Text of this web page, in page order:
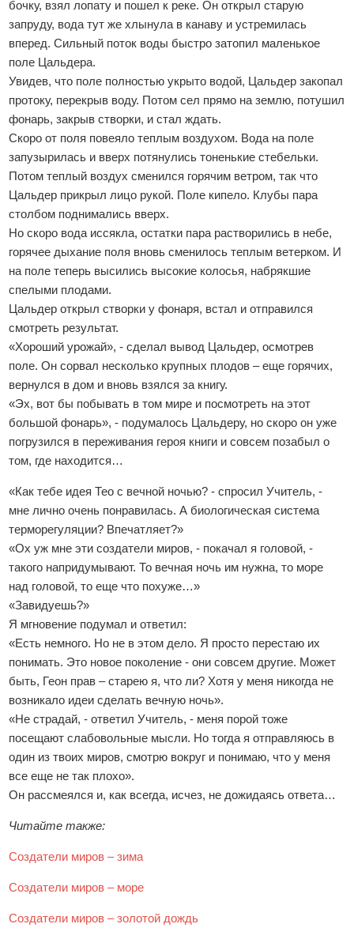
бочку, взял лопату и пошел к реке. Он открыл старую
запруду, вода тут же хлынула в канаву и устремилась
вперед. Сильный поток воды быстро затопил маленькое
поле Цальдера.
Увидев, что поле полностью укрыто водой, Цальдер закопал
протоку, перекрыв воду. Потом сел прямо на землю, потушил
фонарь, закрыв створки, и стал ждать.
Скоро от поля повеяло теплым воздухом. Вода на поле
запузырилась и вверх потянулись тоненькие стебельки.
Потом теплый воздух сменился горячим ветром, так что
Цальдер прикрыл лицо рукой. Поле кипело. Клубы пара
столбом поднимались вверх.
Но скоро вода иссякла, остатки пара растворились в небе,
горячее дыхание поля вновь сменилось теплым ветерком. И
на поле теперь высились высокие колосья, набрякшие
спелыми плодами.
Цальдер открыл створки у фонаря, встал и отправился
смотреть результат.
«Хороший урожай», - сделал вывод Цальдер, осмотрев
поле. Он сорвал несколько крупных плодов – еще горячих,
вернулся в дом и вновь взялся за книгу.
«Эх, вот бы побывать в том мире и посмотреть на этот
большой фонарь», - подумалось Цальдеру, но скоро он уже
погрузился в переживания героя книги и совсем позабыл о
том, где находится…
«Как тебе идея Тео с вечной ночью? - спросил Учитель, -
мне лично очень понравилась. А биологическая система
терморегуляции? Впечатляет?»
«Ох уж мне эти создатели миров, - покачал я головой, -
такого напридумывают. То вечная ночь им нужна, то море
над головой, то еще что похуже…»
«Завидуешь?»
Я мгновение подумал и ответил:
«Есть немного. Но не в этом дело. Я просто перестаю их
понимать. Это новое поколение - они совсем другие. Может
быть, Геон прав – старею я, что ли? Хотя у меня никогда не
возникало идеи сделать вечную ночь».
«Не страдай, - ответил Учитель, - меня порой тоже
посещают слабовольные мысли. Но тогда я отправляюсь в
один из твоих миров, смотрю вокруг и понимаю, что у меня
все еще не так плохо».
Он рассмеялся и, как всегда, исчез, не дожидаясь ответа…
Читайте также:
Создатели миров – зима
Создатели миров – море
Создатели миров – золотой дождь